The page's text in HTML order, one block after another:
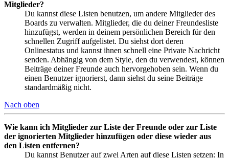
Mitglieder?
Du kannst diese Listen benutzen, um andere Mitglieder des
Boards zu verwalten. Mitglieder, die du deiner Freundesliste
hinzufügst, werden in deinem persönlichen Bereich für den
schnellen Zugriff aufgelistet. Du siehst dort deren
Onlinestatus und kannst ihnen schnell eine Private Nachricht
senden. Abhängig von dem Style, den du verwendest, können
Beiträge deiner Freunde auch hervorgehoben sein. Wenn du
einen Benutzer ignorierst, dann siehst du seine Beiträge
standardmäßig nicht.
Nach oben
Wie kann ich Mitglieder zur Liste der Freunde oder zur Liste
der ignorierten Mitglieder hinzufügen oder diese wieder aus
den Listen entfernen?
Du kannst Benutzer auf zwei Arten auf diese Listen setzen: In